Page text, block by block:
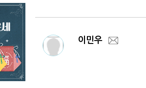
이민우